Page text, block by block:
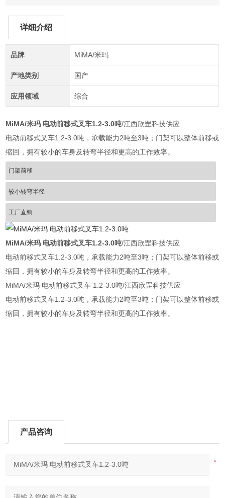
详细介绍
品牌 MiMA/米玛
产地类别 国产
应用领域 综合
MiMA/米玛 电动前移式叉车1.2-3.0吨/江西欣罡科技供应
电动前移式叉车1.2-3.0吨，承载能力2吨至3吨；门架可以整体前移或
缩回，拥有较小的车身及转弯半径和更高的工作效率。
门架前移
较小转弯半径
工厂直销
MiMA/米玛 电动前移式叉车1.2-3.0吨/江西欣罡科技供应
电动前移式叉车1.2-3.0吨，承载能力2吨至3吨；门架可以整体前移或
缩回，拥有较小的车身及转弯半径和更高的工作效率。
MiMA/米玛 电动前移式叉车 1.2-3.0吨/江西欣罡科技供应
电动前移式叉车1.2-3.0吨，承载能力2吨至3吨；门架可以整体前移或
缩回，拥有较小的车身及转弯半径和更高的工作效率。
产品咨询